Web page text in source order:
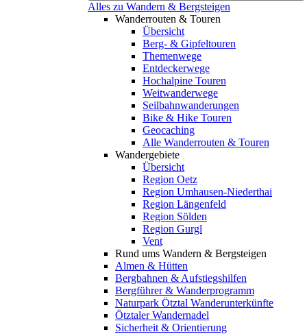
Alles zu Wandern & Bergsteigen
Wanderrouten & Touren
Übersicht
Berg- & Gipfeltouren
Themenwege
Entdeckerwege
Hochalpine Touren
Weitwanderwege
Seilbahnwanderungen
Bike & Hike Touren
Geocaching
Alle Wanderrouten & Touren
Wandergebiete
Übersicht
Region Oetz
Region Umhausen-Niederthai
Region Längenfeld
Region Sölden
Region Gurgl
Vent
Rund ums Wandern & Bergsteigen
Almen & Hütten
Bergbahnen & Aufstiegshilfen
Bergführer & Wanderprogramm
Naturpark Ötztal Wanderunterkünfte
Ötztaler Wandernadel
Sicherheit & Orientierung